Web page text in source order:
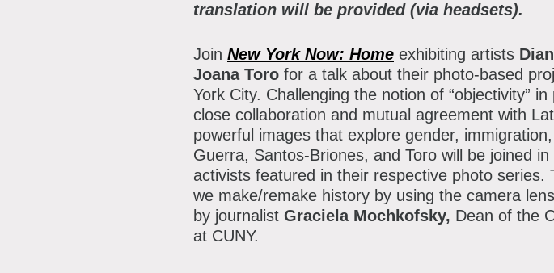
translation will be provided (via headsets).
Join New York Now: Home exhibiting artists
Joana Toro for a talk about their photo-based
York City. Challenging the notion of “objectivity”
close collaboration and mutual agreement with
powerful images that explore gender,
Guerra, Santos-Briones, and Toro will be joined
activists featured in their respective photo series.
we make/remake history by using the camera
by journalist Graciela Mochkofsky, Dean of the
at CUNY.